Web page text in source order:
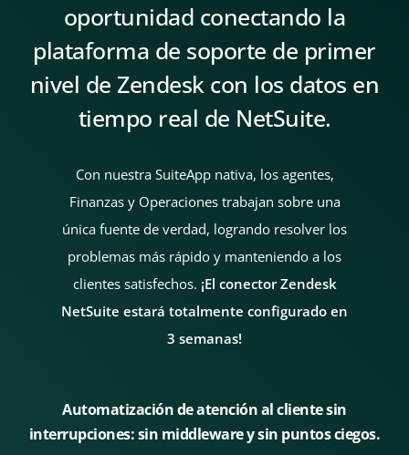
oportunidad conectando la
plataforma de soporte de primer
nivel de Zendesk con los datos en
tiempo real de NetSuite.
Con nuestra SuiteApp nativa, los agentes,
Finanzas y Operaciones trabajan sobre una
única fuente de verdad, logrando resolver los
problemas más rápido y manteniendo a los
clientes satisfechos. ¡El conector Zendesk
NetSuite estará totalmente configurado en
3 semanas!
Automatización de atención al cliente sin
interrupciones: sin middleware y sin puntos ciegos.